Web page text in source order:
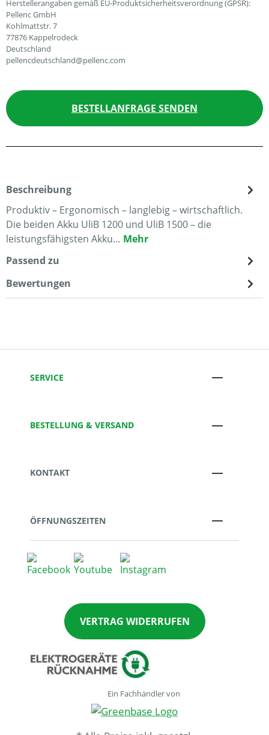
Herstellerangaben gemäß EU-Produktsicherheitsverordnung (GPSR):
Pellenc GmbH
Kohlmattstr. 7
77876 Kappelrodeck
Deutschland
pellencdeutschland@pellenc.com
BESTELLANFRAGE SENDEN
Beschreibung
Produktiv – Ergonomisch – langlebig – wirtschaftlich.
Die beiden Akku UliB 1200 und UliB 1500 – die
leistungsfähigsten Akku… Mehr
Passend zu
Bewertungen
SERVICE
BESTELLUNG & VERSAND
KONTAKT
ÖFFNUNGSZEITEN
VERTRAG WIDERRUFEN
Ein Fachhändler von